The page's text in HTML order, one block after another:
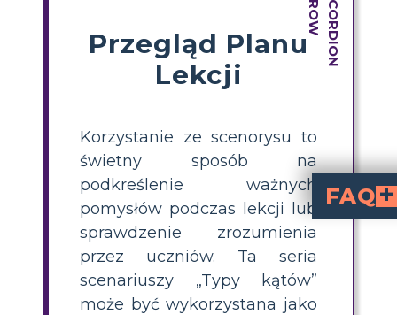
Przegląd Planu
Lekcji
Korzystanie ze scenorysu to
świetny sposób na
podkreślenie ważnych
pomysłów podczas lekcji lub
sprawdzenie zrozumienia
przez uczniów. Ta seria
scenariuszy „Typy kątów”
może być wykorzystana jako
FAQ